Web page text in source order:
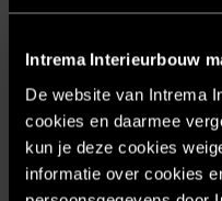
Intrema Interieurbouw
De website van Intrema
cookies en daarmee
kun je deze cookies
informatie over cookies
Projecten
Referenties
Samenwerken
Sensire